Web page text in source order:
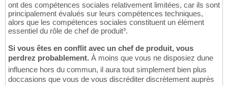
ont des compétences sociales relativement limitées, car ils sont
principalement évalués sur leurs compétences techniques,
alors que les compétences sociales constituent un élément
essentiel du rôle de chef de produit³.
Si vous êtes en conflit avec un chef de produit, vous
perdrez probablement. À moins que vous ne disposiez dune
influence hors du commun, il aura tout simplement bien plus
doccasions que vous de vous discréditer discrètement auprès